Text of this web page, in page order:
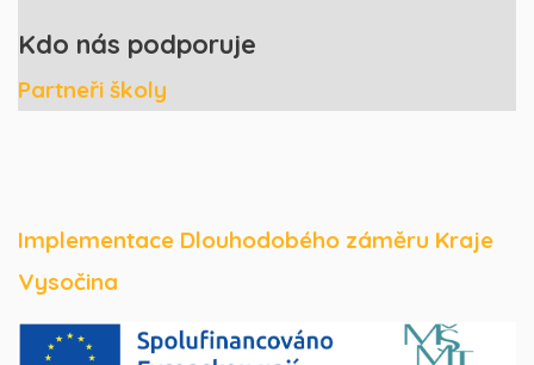
Kdo nás podporuje
Partneři školy
Implementace Dlouhodobého záměru Kraje
Vysočina